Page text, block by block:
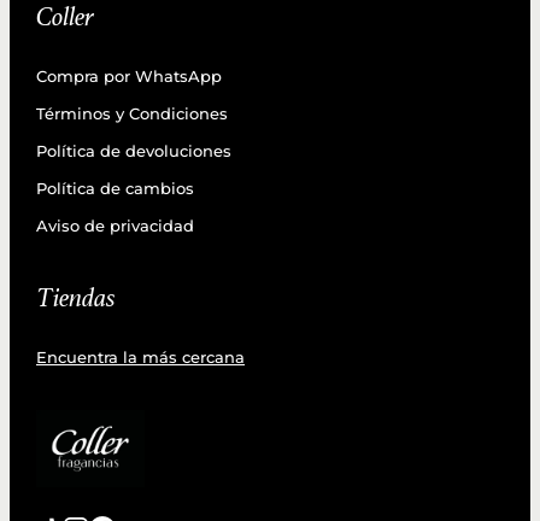
Coller
Compra por WhatsApp
Términos y Condiciones
Política de devoluciones
Política de cambios
Aviso de privacidad
Tiendas
Encuentra la más cercana